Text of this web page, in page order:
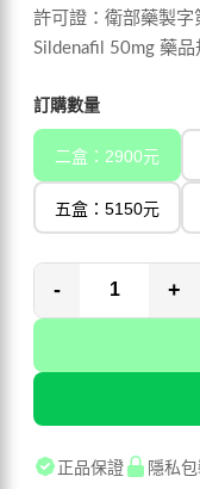
許可證：衛部藥製
Sildenafil 50mg 藥品
訂購數量
二盒：2900元
五盒：5150元
- +
正品保證 隱私